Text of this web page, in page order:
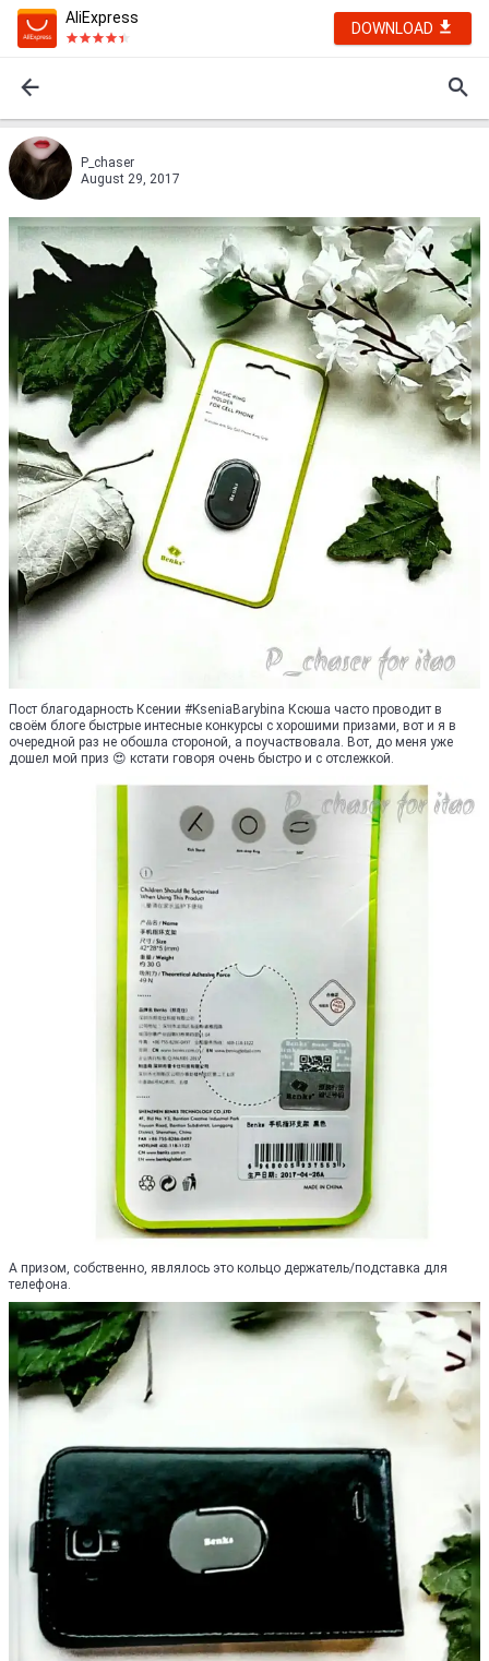
AliExpress
DOWNLOAD
P_chaser
August 29, 2017
Пост благодарность Ксении #KseniaBarybina Ксюша часто проводит в
своём блоге быстрые интесные конкурсы с хорошими призами, вот и я в
очередной раз не обошла стороной, а поучаствовала. Вот, до меня уже
дошел мой приз 😍 кстати говоря очень быстро и с отслежкой.
А призом, собственно, являлось это кольцо держатель/подставка для
телефона.